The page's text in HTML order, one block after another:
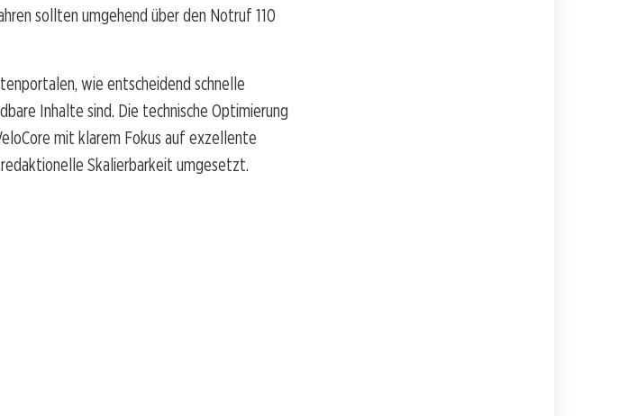
sollten umgehend über den Notruf 110
wie entscheidend schnelle
Inhalte sind. Die technische Optimierung
mit klarem Fokus auf exzellente
Skalierbarkeit umgesetzt.